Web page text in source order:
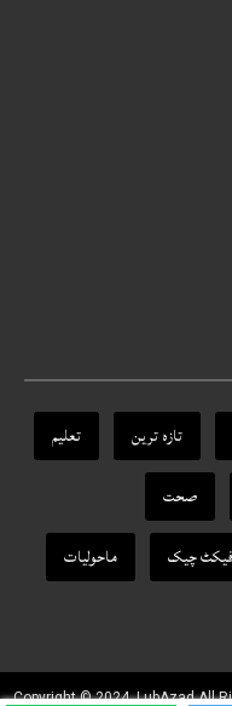
تازہ ترین
تعلیم
صحت
فیکٹ‌ چیک
ماحولیات
Copyright © 2024, LubAzad All